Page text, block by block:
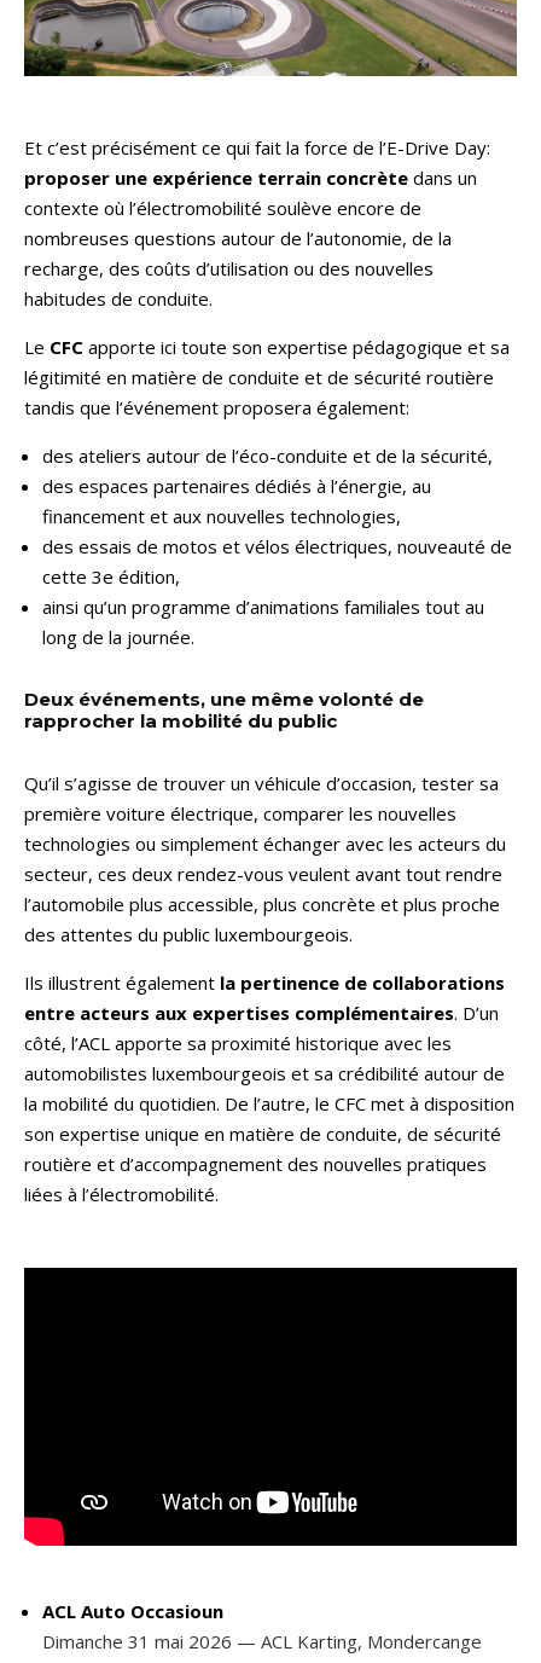
Et c’est précisément ce qui fait la force de l’E-Drive Day:
proposer une expérience terrain concrète dans un
contexte où l’électromobilité soulève encore de
nombreuses questions autour de l’autonomie, de la
recharge, des coûts d’utilisation ou des nouvelles
habitudes de conduite.
Le CFC apporte ici toute son expertise pédagogique et sa
légitimité en matière de conduite et de sécurité routière
tandis que l’événement proposera également:
des ateliers autour de l’éco-conduite et de la sécurité,
des espaces partenaires dédiés à l’énergie, au
financement et aux nouvelles technologies,
des essais de motos et vélos électriques, nouveauté de
cette 3e édition,
ainsi qu’un programme d’animations familiales tout au
long de la journée.
Deux événements, une même volonté de
rapprocher la mobilité du public
Qu’il s’agisse de trouver un véhicule d’occasion, tester sa
première voiture électrique, comparer les nouvelles
technologies ou simplement échanger avec les acteurs du
secteur, ces deux rendez-vous veulent avant tout rendre
l’automobile plus accessible, plus concrète et plus proche
des attentes du public luxembourgeois.
Ils illustrent également la pertinence de collaborations
entre acteurs aux expertises complémentaires. D’un
côté, l’ACL apporte sa proximité historique avec les
automobilistes luxembourgeois et sa crédibilité autour de
la mobilité du quotidien. De l’autre, le CFC met à disposition
son expertise unique en matière de conduite, de sécurité
routière et d’accompagnement des nouvelles pratiques
liées à l’électromobilité.
ACL Auto Occasioun
Dimanche 31 mai 2026 — ACL Karting, Mondercange